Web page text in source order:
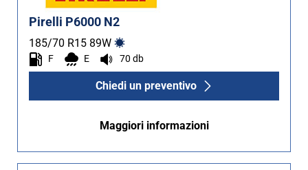
Pirelli P6000 N2
185/70 R15 89W
F E 70 db
Chiedi un preventivo
Maggiori informazioni